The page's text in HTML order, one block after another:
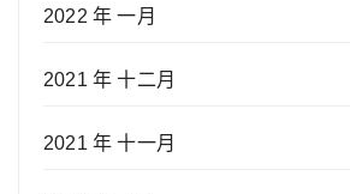
2022 年 一月
2021 年 十二月
2021 年 十一月